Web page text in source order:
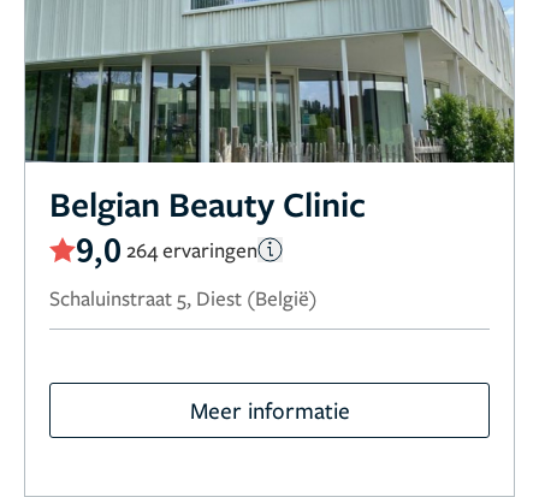
Belgian Beauty Clinic
9,0 264 ervaringen
Schaluinstraat 5, Diest (België)
Meer informatie